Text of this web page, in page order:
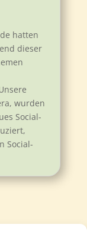
hatten
dieser
wurden
Social-
Social-